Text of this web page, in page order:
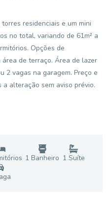
residenciais e um mini
no total, variando de 61m² a
Opções de
de terraço. Área de lazer
2 vagas na garagem. Preço e
alteração sem aviso prévio.
s 1 Banheiro 1 Suíte